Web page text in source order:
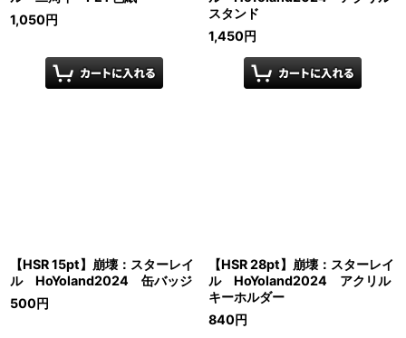
1,050円
スタンド
1,450円
【HSR 15pt】崩壊：スターレイ
ル HoYoland2024 缶バッジ
500円
【HSR 28pt】崩壊：スターレイ
ル HoYoland2024 アクリル
キーホルダー
840円